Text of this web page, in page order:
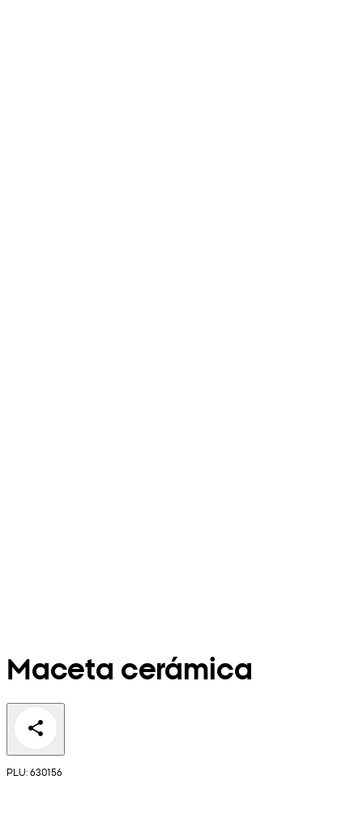
Maceta cerámica
PLU: 630156